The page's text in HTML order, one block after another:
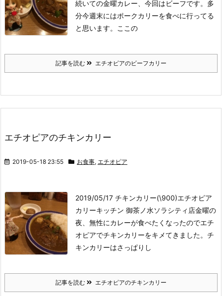
続いての金曜カレー、今回はビーフです。多
分今週末にはポークカリーを食べに行ってる
と思います。ここの
記事を読む エチオピアのビーフカリー
エチオピアのチキンカリー
2019-05-18 23:55 お食事, エチオピア
2019/05/17 チキンカリー(\900)エチオピア
カリーキッチン 御茶ノ水ソラシティ店金曜の
夜、無性にカレーが食べたくなったのでエチ
オピアでチキンカリーをキメてきました。チ
キンカリーはさっぱりし
記事を読む エチオピアのチキンカリー